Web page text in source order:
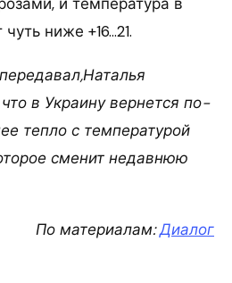
и температура в
ниже +16…21.
Наталья
в Украину вернется по-
тепло с температурой
сменит недавнюю
По материалам:Диалог